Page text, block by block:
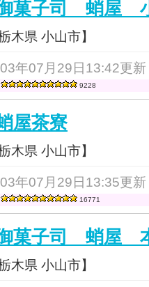
菓子司 蛸屋
栃木県 小山市】
年07月29日13:42更新
9228
屋茶寮
栃木県 小山市】
年07月29日13:35更新
16771
菓子司 蛸屋
栃木県 小山市】